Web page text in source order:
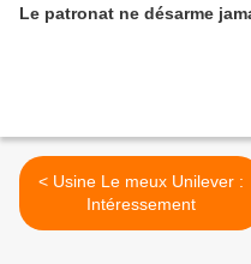
Le patronat ne désarme
< Usine Le meux Unilever :
Intéressement